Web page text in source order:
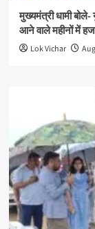
मुख्यमंत्री धामी
आने वाले महीनों में
Lok Vichar